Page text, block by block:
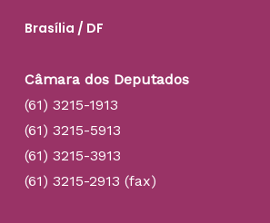
Brasília / DF
Câmara dos Deputados
(61) 3215-1913
(61) 3215-5913
(61) 3215-3913
(61) 3215-2913 (fax)